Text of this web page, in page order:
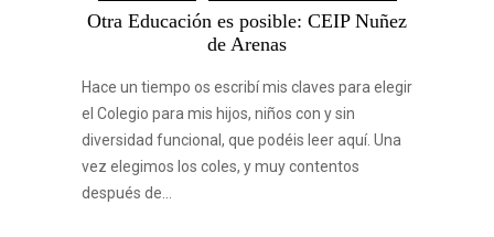
Otra Educación es posible: CEIP Nuñez
de Arenas
Hace un tiempo os escribí mis claves para elegir
el Colegio para mis hijos, niños con y sin
diversidad funcional, que podéis leer aquí. Una
vez elegimos los coles, y muy contentos
después de…